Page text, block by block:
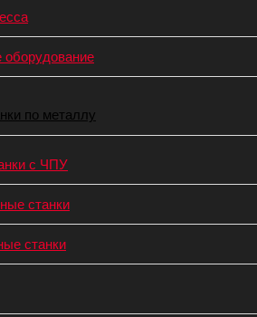
по металлу
с ЧПУ
станки
станки